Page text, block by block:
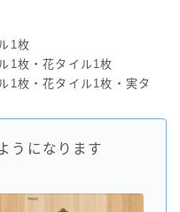
1枚
1枚・花タイル1枚
1枚・花タイル1枚・実タ
うになります